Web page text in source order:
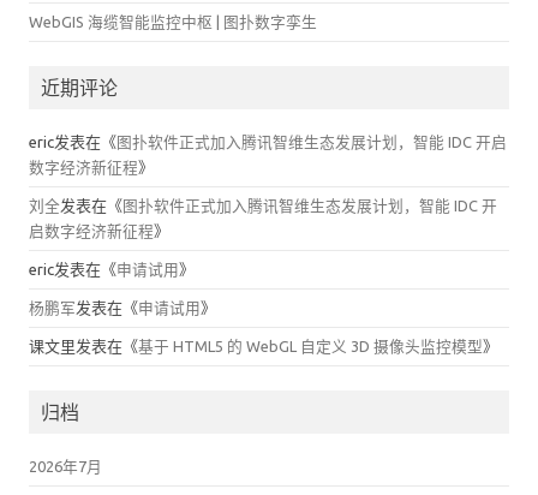
WebGIS 海缆智能监控中枢 | 图扑数字孪生
近期评论
eric发表在《 图扑软件正式加入腾讯智维生态发展计划，智能 IDC 开启
数字经济新征程》
刘全发表在《 图扑软件正式加入腾讯智维生态发展计划，智能 IDC 开
启数字经济新征程》
eric发表在《申请试用 》
杨鹏军发表在《申请试用 》
课文里发表在《基于 HTML5 的 WebGL 自定义 3D 摄像头监控模型》
归档
2026年7月